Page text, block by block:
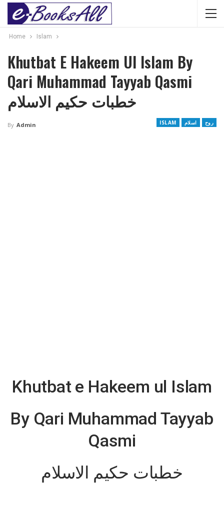
Home Islam
Khutbat E Hakeem Ul Islam By
Qari Muhammad Tayyab Qasmi
خطبات حکیم الاسلام
ISLAM اسلام روح By Admin
Khutbat e Hakeem ul Islam
By Qari Muhammad Tayyab
Qasmi
خطبات حکیم الاسلام